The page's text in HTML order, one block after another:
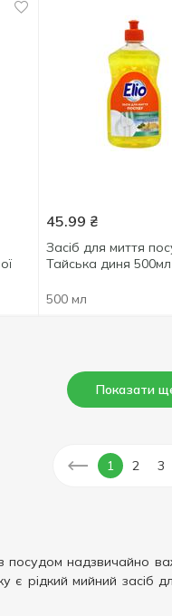
45.99 ₴
Засіб для миття
Тайська диня 500мл
500 мл
Показати
1 2 3
надзвичайно
є рідкий мийний засіб